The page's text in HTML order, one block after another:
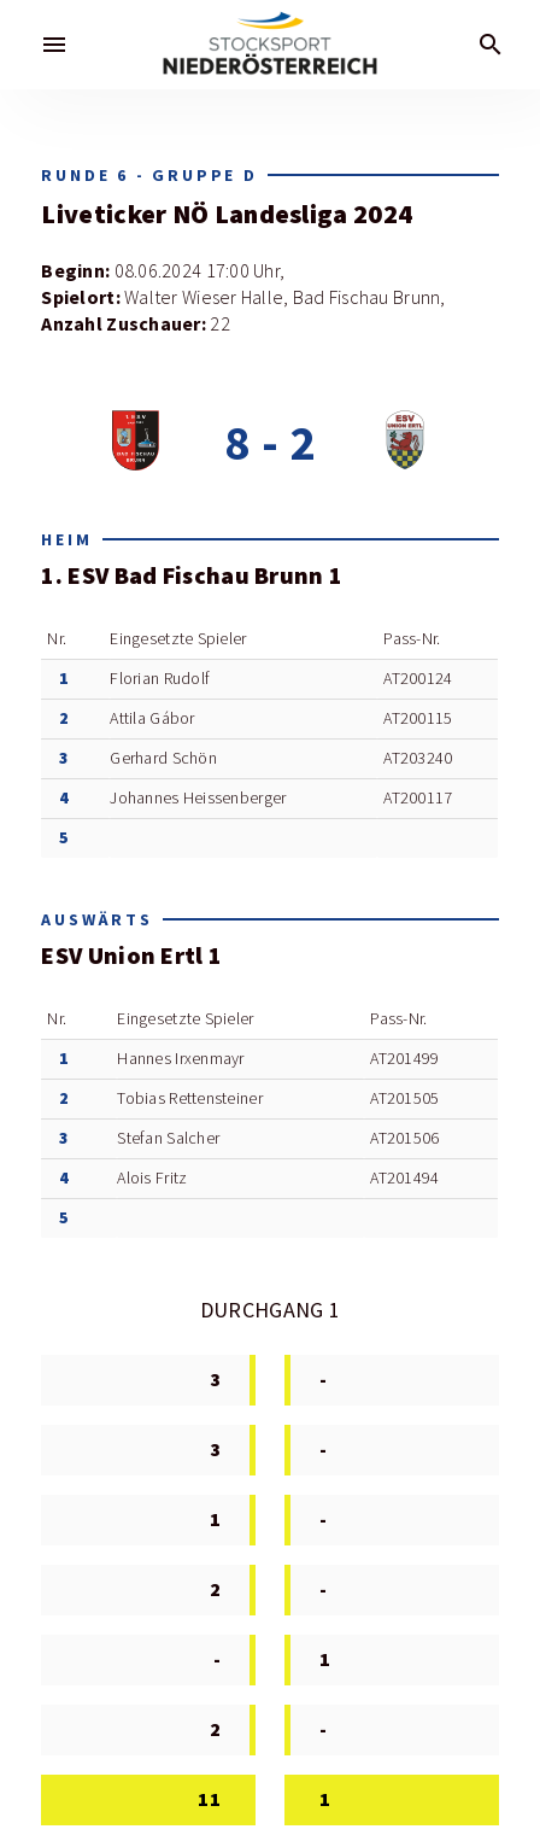
menu search
RUNDE 6 - GRUPPE D
Liveticker NÖ Landesliga 2024
Beginn: 08.06.2024 17:00 Uhr,
Spielort:Walter Wieser Halle, Bad Fischau Brunn,
Anzahl Zuschauer: 22
8 - 2
HEIM
1. ESV Bad Fischau Brunn 1
Nr. Eingesetzte Spieler Pass-Nr.
1 Florian Rudolf AT200124
2 Attila Gábor AT200115
3 Gerhard Schön AT203240
4 Johannes Heissenberger AT200117
5
AUSWÄRTS
ESV Union Ertl 1
Nr. Eingesetzte Spieler Pass-Nr.
1 Hannes Irxenmayr AT201499
2 Tobias Rettensteiner AT201505
3 Stefan Salcher AT201506
4 Alois Fritz AT201494
5
DURCHGANG 1
3 -
3 -
1 -
2 -
- 1
2 -
11 1